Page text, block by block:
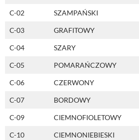
C-02 SZAMPAŃSKI
C-03 GRAFITOWY
C-04 SZARY
C-05 POMARAŃCZOWY
C-06 CZERWONY
C-07 BORDOWY
C-09 CIEMNOFIOLETOWY
C-10 CIEMNONIEBIESKI